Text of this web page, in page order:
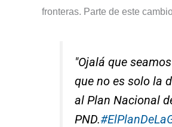
fronteras. Parte de este
"Ojalá que
que no es solo la
al Plan Nacional
PND.